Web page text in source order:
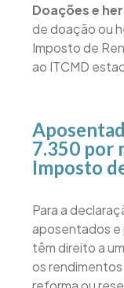
Doações e
de doação ou
Imposto de
ao ITCMD
7.350 por
Imposto
Para a
aposentados e
têm direito a
os